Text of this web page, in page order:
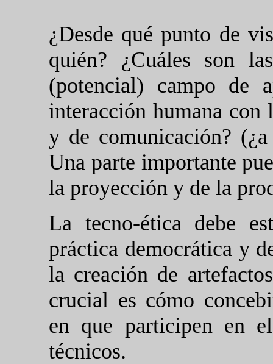
¿Desde qué punto de
quién? ¿Cuáles son
(potencial) campo de
interacción humana con
y de comunicación?
Una parte importante
la proyección y de la
La tecno-ética debe
práctica democrática y
la creación de
crucial es cómo
en que participen en
técnicos.